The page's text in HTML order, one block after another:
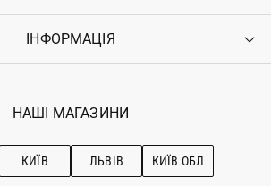
Повернення
Гарантія
Увійти
Ostriv Club+
ІНФОРМАЦІЯ
Наші магазини
Рекомендації з догляду
НАШІ МАГАЗИНИ
КИЇВ ЛЬВІВ КИЇВ ОБЛ